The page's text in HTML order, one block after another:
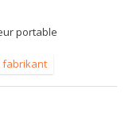
portable
fabrikant